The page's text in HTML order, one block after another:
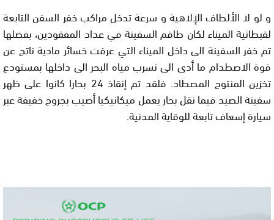
و لو لا الألطاف الإلاهية و سرعة تدخل مراكب خفر السفن التابعة
لقبطانية الميناء لكان طاقم السفينة في عداد المفقودين، بفضلها
تم خفر السفينة الى داخل الميناء التي عرفت خسائر مادية ناتج عن
قوة الاصطدام ما أدى الى تسرب مياه البحر الى داخلها بمستودع
تخزين المنتوج المصطاد. فلقد تم إنقاذ 24 بحارا كانوا على ظهر
سفينة الصيد فيما نقل بحار يعمل ميكانيكيا أصيب بجروح خفيفة عبر
سيارة إسعاف تابعة للوقاية المدنية.